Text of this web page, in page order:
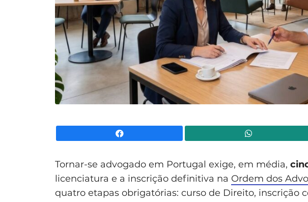
Tornar-se advogado em Portugal exige, em média,
licenciatura e a inscrição definitiva na Ordem dos
quatro etapas obrigatórias: curso de Direito, inscrição